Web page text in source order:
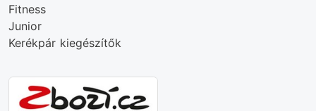
Fitness
Junior
Kerékpár kiegészítők